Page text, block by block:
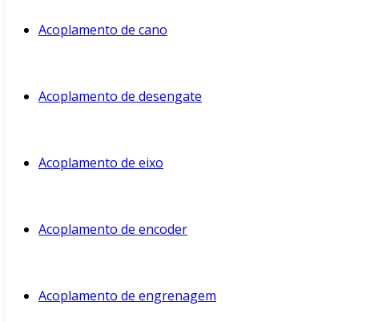
Acoplamento de cano
Acoplamento de desengate
Acoplamento de eixo
Acoplamento de encoder
Acoplamento de engrenagem